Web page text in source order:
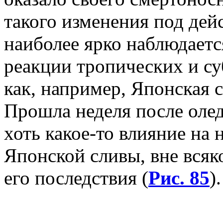
такого изменения под
наиболее ярко
реакции тропических и
как, например, Японская
Прошла неделя после
хоть какое-то влияние на
Японской сливы, вне
его последствия (Рис. 85).